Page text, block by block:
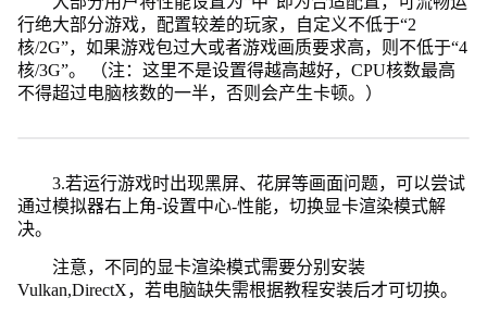
行绝大部分游戏，配置较差的玩家，自定义不低于“2
核/2G”，如果游戏包过大或者游戏画质要求高，则不低于“4
核/3G”。 （注：这里不是设置得越高越好，CPU核数最高
不得超过电脑核数的一半，否则会产生卡顿。）
3.若运行游戏时出现黑屏、花屏等画面问题，可以尝试
通过模拟器右上角-设置中心-性能，切换显卡渲染模式解
决。
注意，不同的显卡渲染模式需要分别安装
Vulkan,DirectX，若电脑缺失需根据教程安装后才可切换。